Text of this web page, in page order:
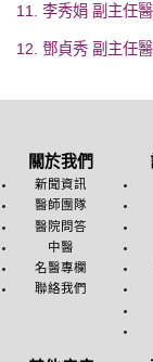
11. 李秀娟 副主任
12. 鄧貞秀 副主任
關於我們
新聞資訊
醫師團隊
醫院問答
中醫
名醫專欄
聯絡我們